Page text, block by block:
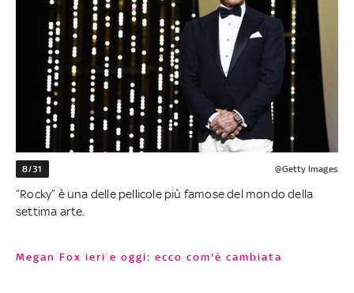
8/31 @Getty Images
“Rocky” è una delle pellicole più famose del mondo della
settima arte.
Megan Fox ieri e oggi: ecco com'è cambiata